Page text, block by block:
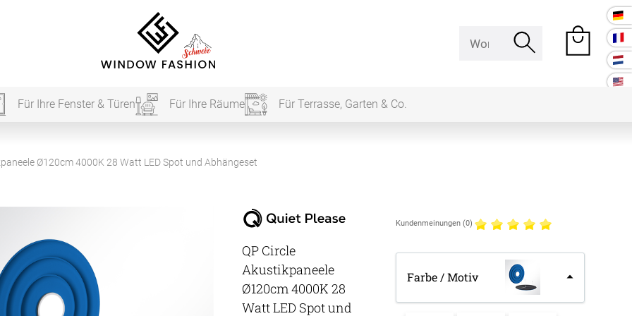
Akustik Baffeln
Akustik Deckenpaneel
Akustik Lampe
Kissen
Für Ihre Fenster & Türen Für Ihre Räume Für Terrasse, Garten & Co.
Ø120cm 4000K 28 Watt LED Spot und Abhängeset
QP Circle
Akustikpaneele
Ø120cm 4000K 28
Watt LED Spot und
Kundenmeinungen (0)
Farbe / Motiv